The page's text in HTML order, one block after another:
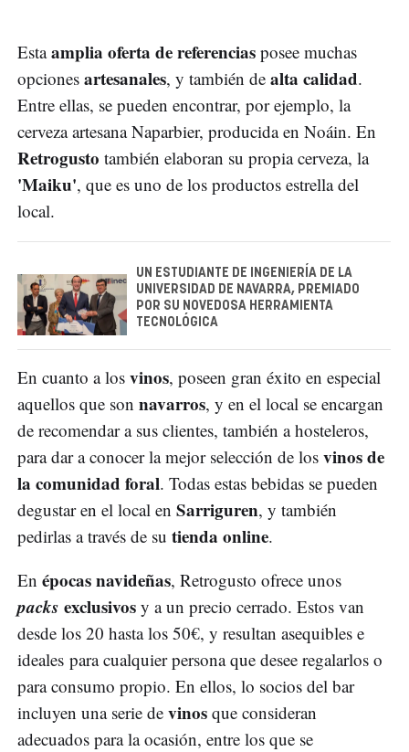
Estaamplia oferta de referencias posee muchas
opciones artesanales, y también de alta calidad.
Entre ellas, se pueden encontrar, por ejemplo, la
cerveza artesana Naparbier, producida en Noáin. En
Retrogusto también elaboran su propia cerveza, la
'Maiku', que es uno de los productos estrella del
local.
UN ESTUDIANTE DE INGENIERÍA DE LA
UNIVERSIDAD DE NAVARRA, PREMIADO
POR SU NOVEDOSA HERRAMIENTA
TECNOLÓGICA
En cuanto a los vinos, poseen gran éxito en especial
aquellos que son navarros, y en el local se encargan
de recomendar a sus clientes, también a hosteleros,
para dar a conocer la mejor selección de los vinos de
la comunidad foral. Todas estas bebidas se pueden
degustar en el local en Sarriguren, y también
pedirlas a través de su tienda online.
En épocas navideñas, Retrogusto ofrece unos
packs exclusivos y a un precio cerrado. Estos van
desde los 20 hasta los 50€, y resultan asequibles e
ideales para cualquier persona que desee regalarlos o
para consumo propio. En ellos, lo socios del bar
incluyen una serie de vinos que consideran
adecuados para la ocasión, entre los que se